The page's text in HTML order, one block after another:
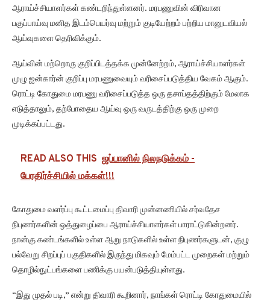
ஆராய்ச்சியாளர்கள் கண்டறிந்துள்ளனர். மரபணுவின் விரிவான
பகுப்பாய்வு மனித இடம்பெயர்வு மற்றும் குடியேற்றம் பற்றிய மானுடவியல்
ஆய்வுகளை தெரிவிக்கும்.
ஆய்வின் மற்றொரு குறிப்பிடத்தக்க முன்னேற்றம், ஆராய்ச்சியாளர்கள்
முழு ஐன்கார்ன் குறிப்பு மரபணுவையும் வரிசைப்படுத்திய வேகம் ஆகும்.
ரொட்டி கோதுமை மரபணு வரிசைப்படுத்த ஒரு தசாப்தத்திற்கும் மேலாக
எடுத்தாலும், தற்போதைய ஆய்வு ஒரு வருடத்திற்கு ஒரு முறை
முடிக்கப்பட்டது.
READ ALSO THIS ஜப்பானில் நிலநடுக்கம் -
பேரதிர்ச்சியில் மக்கள்!!!
கோதுமை வளர்ப்பு கூட்டமைப்பு திவாரி முன்னணியில் சர்வதேச
நிபுணர்களின் ஒத்துழைப்பை ஆராய்ச்சியாளர்கள் பாராட்டுகின்றனர்.
நான்கு கண்டங்களில் உள்ள ஆறு நாடுகளில் உள்ள நிபுணர்களுடன், குழு
பல்வேறு சிறப்புப் பகுதிகளில் இருந்து மிகவும் மேம்பட்ட முறைகள் மற்றும்
தொழில்நுட்பங்களை பணிக்கு பயன்படுத்தியுள்ளது.
“இது முதல் படி,” என்று திவாரி கூறினார், நாங்கள் ரொட்டி கோதுமையில்